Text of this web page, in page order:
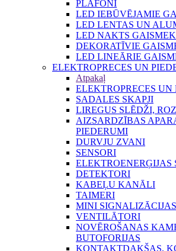
PLAFONI
LED IEBŪVĒJAMIE
LED LENTAS UN
LED NAKTS
DEKORATĪVIE
LED LINEĀRIE
ELEKTROPRECES UN
Atpakaļ
ELEKTROPRECES UN
SADALES SKAPJI
LIREGUS SLĒDŽI,
AIZSARDZĪBAS
PIEDERUMI
DURVJU ZVANI
SENSORI
DETEKTORI
KABEĻU KANĀLI
TAIMERI
MINI SIGNALIZĀCIJAS
VENTILĀTORI
NOVĒROŠANAS
BUTOFORIJAS
KONTAKTDAKŠAS,